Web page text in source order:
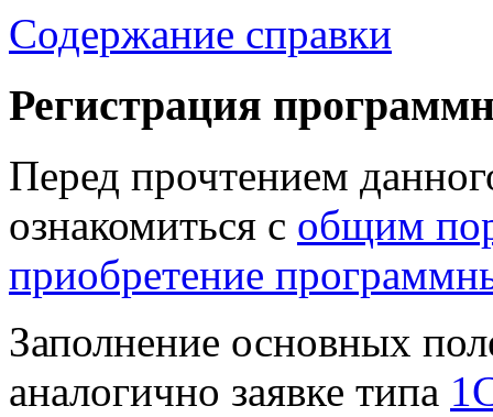
Содержание справки
Регистрация
Перед прочтением
ознакомиться с общим
приобретение
Заполнение основных
аналогично заявке типа